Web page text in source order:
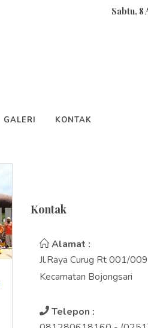
Sabtu, 8
GALERI KONTAK
Kontak
Alamat :
Jl.Raya Curug Rt 001/
Kecamatan Bojongsari
Telepon :